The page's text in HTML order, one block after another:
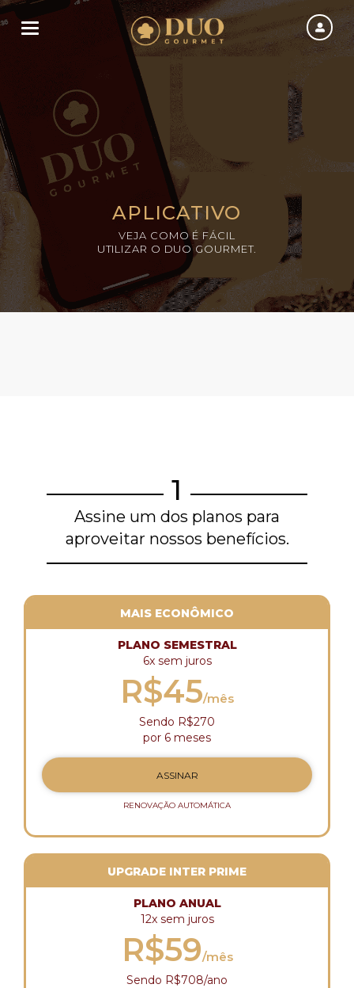
Toggle navigation
APLICATIVO
VEJA COMO É FÁCIL
UTILIZAR O DUO GOURMET.
1
Assine um dos planos para
aproveitar nossos benefícios.
MAIS ECONÔMICO
PLANO SEMESTRAL
6x sem juros
R$45/mês
Sendo R$270
por 6 meses
ASSINAR
RENOVAÇÃO AUTOMÁTICA
UPGRADE INTER PRIME
PLANO ANUAL
12x sem juros
R$59/mês
Sendo R$708/ano